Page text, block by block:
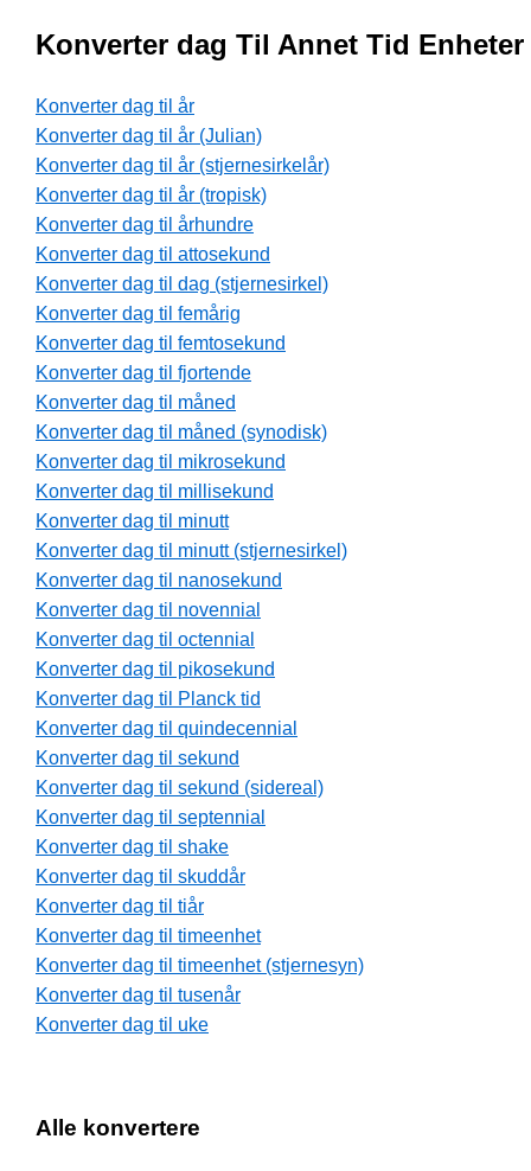
Konverter dag Til Annet Tid Enheter
Konverter dag til år
Konverter dag til år (Julian)
Konverter dag til år (stjernesirkelår)
Konverter dag til år (tropisk)
Konverter dag til århundre
Konverter dag til attosekund
Konverter dag til dag (stjernesirkel)
Konverter dag til femårig
Konverter dag til femtosekund
Konverter dag til fjortende
Konverter dag til måned
Konverter dag til måned (synodisk)
Konverter dag til mikrosekund
Konverter dag til millisekund
Konverter dag til minutt
Konverter dag til minutt (stjernesirkel)
Konverter dag til nanosekund
Konverter dag til novennial
Konverter dag til octennial
Konverter dag til pikosekund
Konverter dag til Planck tid
Konverter dag til quindecennial
Konverter dag til sekund
Konverter dag til sekund (sidereal)
Konverter dag til septennial
Konverter dag til shake
Konverter dag til skuddår
Konverter dag til tiår
Konverter dag til timeenhet
Konverter dag til timeenhet (stjernesyn)
Konverter dag til tusenår
Konverter dag til uke
Alle konvertere